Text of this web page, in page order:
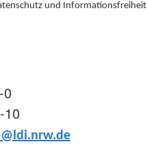
und Informationsfreiheit
10